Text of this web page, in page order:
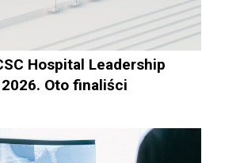
Hospital Leadership
Oto finaliści